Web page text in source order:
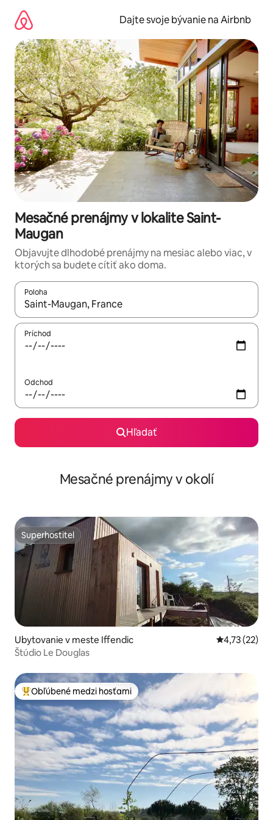
obsah.
Dajte svoje bývanie na Airbnb
Mesačné prenájmy v lokalite Saint-
Maugan
Objavujte dlhodobé prenájmy na mesiac alebo viac, v
ktorých sa budete cítiť ako doma.
Poloha
Keď budú výsledky k dispozícii, môžete si ich prechádzať
Príchod
Odchod
Hľadať
Mesačné prenájmy v okolí
Superhostiteľ
Superhostiteľ
Ubytovanie v meste Iffendic Priemerné
4,73 (22)
Štúdio Le Douglas
Najobľúbenejšie medzi hosťami
Obľúbené medzi hosťami